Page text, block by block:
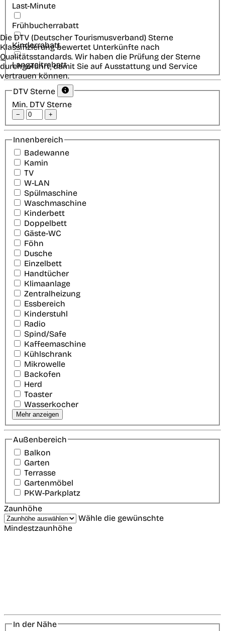
Last-Minute
Frühbucherrabatt
Kinderrabatt
Langzeitrabatt
DTV Sterne
Min. DTV Sterne
− +
Die DTV (Deutscher Tourismusverband) Sterne
Klassifizierung bewertet Unterkünfte nach
Qualitätsstandards. Wir haben die Prüfung der Sterne
durchgeführt, damit Sie auf Ausstattung und Service
vertrauen können.
Innenbereich
Badewanne
Kamin
TV
W-LAN
Spülmaschine
Waschmaschine
Kinderbett
Doppelbett
Gäste-WC
Föhn
Dusche
Einzelbett
Handtücher
Klimaanlage
Zentralheizung
Essbereich
Kinderstuhl
Radio
Spind/Safe
Kaffeemaschine
Kühlschrank
Mikrowelle
Backofen
Herd
Toaster
Wasserkocher
Mehr anzeigen
Außenbereich
Balkon
Garten
Terrasse
Gartenmöbel
PKW-Parkplatz
Zaunhöhe
Wähle die gewünschte
Mindestzaunhöhe
In der Nähe